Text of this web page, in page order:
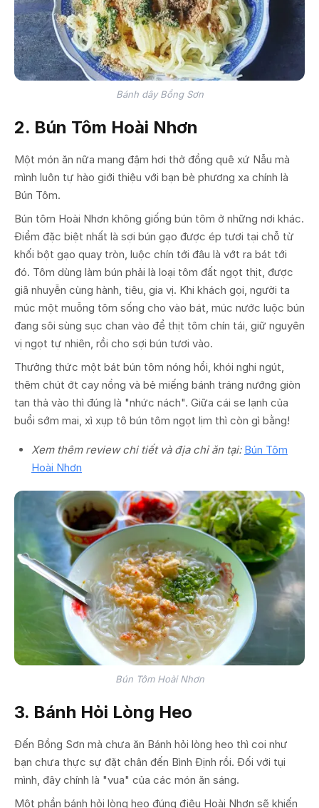
Bánh dây Bồng Sơn
2. Bún Tôm Hoài Nhơn
Một món ăn nữa mang đậm hơi thở đồng quê xứ Nẫu mà
mình luôn tự hào giới thiệu với bạn bè phương xa chính là
Bún Tôm.
Bún tôm Hoài Nhơn không giống bún tôm ở những nơi khác.
Điểm đặc biệt nhất là sợi bún gạo được ép tươi tại chỗ từ
khối bột gạo quay tròn, luộc chín tới đâu là vớt ra bát tới
đó. Tôm dùng làm bún phải là loại tôm đất ngọt thịt, được
giã nhuyễn cùng hành, tiêu, gia vị. Khi khách gọi, người ta
múc một muỗng tôm sống cho vào bát, múc nước luộc bún
đang sôi sùng sục chan vào để thịt tôm chín tái, giữ nguyên
vị ngọt tự nhiên, rồi cho sợi bún tươi vào.
Thưởng thức một bát bún tôm nóng hổi, khói nghi ngút,
thêm chút ớt cay nồng và bẻ miếng bánh tráng nướng giòn
tan thả vào thì đúng là "nhức nách". Giữa cái se lạnh của
buổi sớm mai, xì xụp tô bún tôm ngọt lịm thì còn gì bằng!
Xem thêm review chi tiết và địa chỉ ăn tại: Bún Tôm
Hoài Nhơn
Bún Tôm Hoài Nhơn
3. Bánh Hỏi Lòng Heo
Đến Bồng Sơn mà chưa ăn Bánh hỏi lòng heo thì coi như
bạn chưa thực sự đặt chân đến Bình Định rồi. Đối với tụi
mình, đây chính là "vua" của các món ăn sáng.
Một phần bánh hỏi lòng heo đúng điệu Hoài Nhơn sẽ khiến